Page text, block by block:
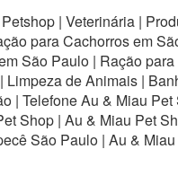
| Veterinária |
para Cachorros em
São Paulo | Ração
Limpeza de Animais |
| Telefone Au & Miau
Shop | Au & Miau Pet
São Paulo | Au &